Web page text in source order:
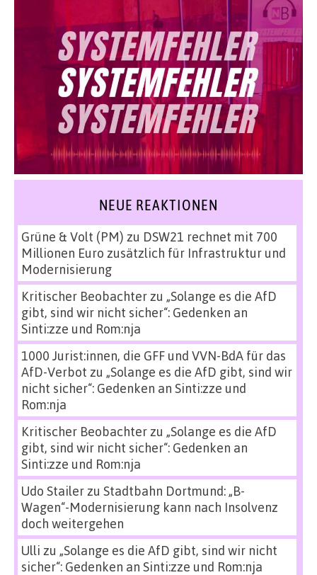
NEUE REAKTIONEN
Grüne & Volt (PM) zu DSW21 rechnet mit 700
Millionen Euro zusätzlich für Infrastruktur und
Modernisierung
Kritischer Beobachterzu „Solange es die AfD
gibt, sind wir nicht sicher“: Gedenken an
Sinti:zze und Rom:nja
1000 Jurist:innen, die GFF und VVN-BdA für das
AfD-Verbot zu „Solange es die AfD gibt, sind wir
nicht sicher“: Gedenken an Sinti:zze und
Rom:nja
Kritischer Beobachterzu „Solange es die AfD
gibt, sind wir nicht sicher“: Gedenken an
Sinti:zze und Rom:nja
Udo Stailerzu Stadtbahn Dortmund: „B-
Wagen“-Modernisierung kann nach Insolvenz
doch weitergehen
Ulli zu „Solange es die AfD gibt, sind wir nicht
sicher“: Gedenken an Sinti:zze und Rom:nja